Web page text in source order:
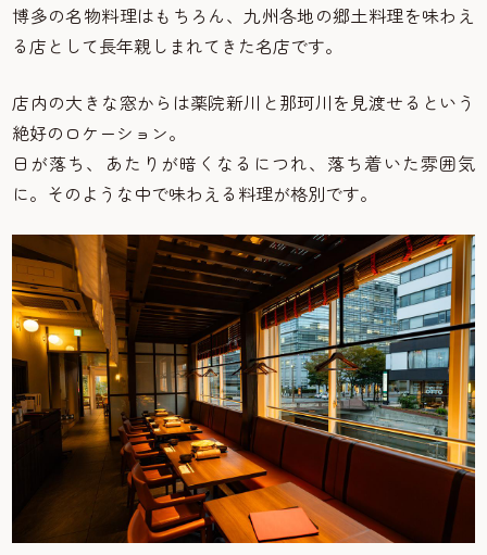
博多の名物料理はもちろん、九州各地の郷土料理を味わえ
る店として長年親しまれてきた名店です。
店内の大きな窓からは薬院新川と那珂川を見渡せるという
絶好のロケーション。
日が落ち、あたりが暗くなるにつれ、落ち着いた雰囲気
に。そのような中で味わえる料理が格別です。